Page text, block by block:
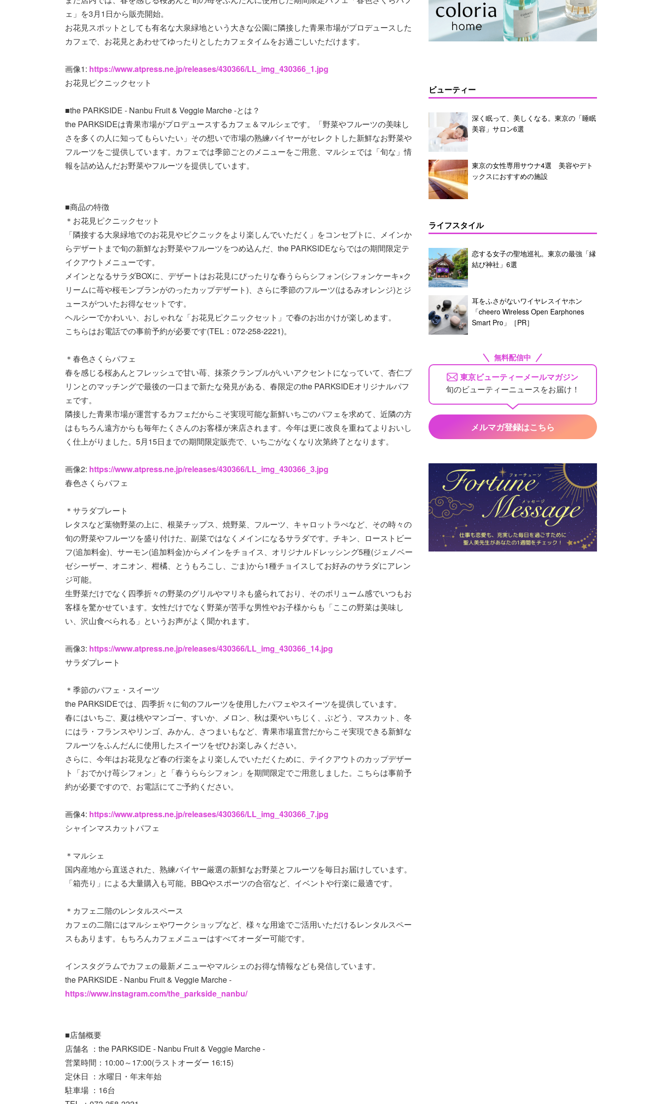
ェ」を3月1日から販売開始。
お花見スポットとしても有名な大泉緑地という大きな公園に隣接した青果市場がプロデュースした
カフェで、お花見とあわせてゆったりとしたカフェタイムをお過ごしいただけます。
画像1: https://www.atpress.ne.jp/releases/430366/LL_img_430366_1.jpg
お花見ピクニックセット
■the PARKSIDE - Nanbu Fruit & Veggie Marche -とは？
the PARKSIDEは青果市場がプロデュースするカフェ＆マルシェです。「野菜やフルーツの美味し
さを多くの人に知ってもらいたい」その想いで市場の熟練バイヤーがセレクトした新鮮なお野菜や
フルーツをご提供しています。カフェでは季節ごとのメニューをご用意、マルシェでは「旬な」情
報を詰め込んだお野菜やフルーツを提供しています。
■商品の特徴
＊お花見ピクニックセット
「隣接する大泉緑地でのお花見やピクニックをより楽しんでいただく」をコンセプトに、メインか
らデザートまで旬の新鮮なお野菜やフルーツをつめ込んだ、the PARKSIDEならではの期間限定テ
イクアウトメニューです。
メインとなるサラダBOXに、デザートはお花見にぴったりな春うららシフォン(シフォンケーキ×ク
リームに苺や桜モンブランがのったカップデザート)、さらに季節のフルーツ(はるみオレンジ)とジ
ュースがついたお得なセットです。
ヘルシーでかわいい、おしゃれな「お花見ピクニックセット」で春のお出かけが楽しめます。
こちらはお電話での事前予約が必要です(TEL：072-258-2221)。
＊春色さくらパフェ
春を感じる桜あんとフレッシュで甘い苺、抹茶クランブルがいいアクセントになっていて、杏仁プ
リンとのマッチングで最後の一口まで新たな発見がある、春限定のthe PARKSIDEオリジナルパフ
ェです。
隣接した青果市場が運営するカフェだからこそ実現可能な新鮮いちごのパフェを求めて、近隣の方
はもちろん遠方からも毎年たくさんのお客様が来店されます。今年は更に改良を重ねてよりおいし
く仕上がりました。5月15日までの期間限定販売で、いちごがなくなり次第終了となります。
画像2: https://www.atpress.ne.jp/releases/430366/LL_img_430366_3.jpg
春色さくらパフェ
＊サラダプレート
レタスなど葉物野菜の上に、根菜チップス、焼野菜、フルーツ、キャロットラぺなど、その時々の
旬の野菜やフルーツを盛り付けた、副菜ではなくメインになるサラダです。チキン、ローストビー
フ(追加料金)、サーモン(追加料金)からメインをチョイス、オリジナルドレッシング5種(ジェノベー
ゼシーザー、オニオン、柑橘、とうもろこし、ごま)から1種チョイスしてお好みのサラダにアレン
ジ可能。
生野菜だけでなく四季折々の野菜のグリルやマリネも盛られており、そのボリューム感でいつもお
客様を驚かせています。女性だけでなく野菜が苦手な男性やお子様からも「ここの野菜は美味し
い、沢山食べられる」というお声がよく聞かれます。
画像3: https://www.atpress.ne.jp/releases/430366/LL_img_430366_14.jpg
サラダプレート
＊季節のパフェ・スイーツ
the PARKSIDEでは、四季折々に旬のフルーツを使用したパフェやスイーツを提供しています。
春にはいちご、夏は桃やマンゴー、すいか、メロン、秋は栗やいちじく、ぶどう、マスカット、冬
にはラ・フランスやリンゴ、みかん、さつまいもなど、青果市場直営だからこそ実現できる新鮮な
フルーツをふんだんに使用したスイーツをぜひお楽しみください。
さらに、今年はお花見など春の行楽をより楽しんでいただくために、テイクアウトのカップデザー
ト「おでかけ苺シフォン」と「春うららシフォン」を期間限定でご用意しました。こちらは事前予
約が必要ですので、お電話にてご予約ください。
画像4: https://www.atpress.ne.jp/releases/430366/LL_img_430366_7.jpg
シャインマスカットパフェ
＊マルシェ
国内産地から直送された、熟練バイヤー厳選の新鮮なお野菜とフルーツを毎日お届けしています。
「箱売り」による大量購入も可能。BBQやスポーツの合宿など、イベントや行楽に最適です。
＊カフェ二階のレンタルスペース
カフェの二階にはマルシェやワークショップなど、様々な用途でご活用いただけるレンタルスペー
スもあります。もちろんカフェメニューはすべてオーダー可能です。
インスタグラムでカフェの最新メニューやマルシェのお得な情報なども発信しています。
the PARKSIDE - Nanbu Fruit & Veggie Marche -
https://www.instagram.com/the_parkside_nanbu/
■店舗概要
店舗名 ：the PARKSIDE - Nanbu Fruit & Veggie Marche -
営業時間：10:00～17:00(ラストオーダー 16:15)
定休日 ：水曜日・年末年始
駐車場 ：16台
ビューティー
深く眠って、美しくなる。東京の「睡眠
美容」サロン6選
東京の女性専用サウナ4選 美容やデト
ックスにおすすめの施設
ライフスタイル
恋する女子の聖地巡礼。東京の最強「縁
結び神社」6選
耳をふさがないワイヤレスイヤホン
「cheero Wireless Open Earphones
Smart Pro」［PR］
無料配信中
東京ビューティーメールマガジン
旬のビューティーニュースをお届け！
メルマガ登録はこちら